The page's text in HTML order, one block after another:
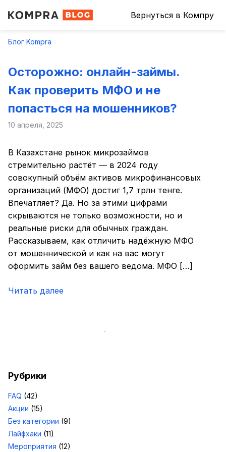
Вернуться в Компру
Блог Kompra
Осторожно: онлайн-займы.
Как проверить МФО и не
попасться на мошенников?
10 апреля, 2025
В Казахстане рынок микрозаймов
стремительно растёт — в 2024 году
совокупный объём активов микрофинансовых
организаций (МФО) достиг 1,7 трлн тенге.
Впечатляет? Да. Но за этими цифрами
скрываются не только возможности, но и
реальные риски для обычных граждан.
Рассказываем, как отличить надёжную МФО
от мошеннической и как на вас могут
оформить займ без вашего ведома. МФО […]
Читать далее
Рубрики
FAQ (42)
Акции (15)
Без категории (9)
Лайфхаки (11)
Мероприятия (12)